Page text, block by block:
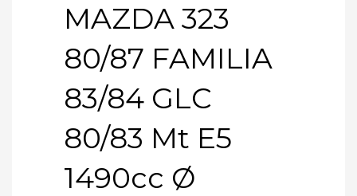
MAZDA 323
80/87 FAMILIA
83/84 GLC
80/83 Mt E5
1490cc Ø